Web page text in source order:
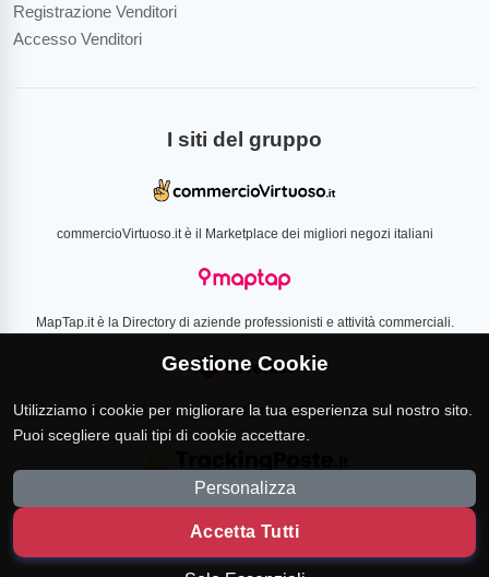
Registrazione Venditori
Accesso Venditori
I siti del gruppo
commercioVirtuoso.it è il Marketplace dei migliori negozi italiani
MapTap.it è la Directory di aziende professionisti e attività commerciali.
Loverlist.com è il comparatore di prezzo CSS certificato Google
TrackingPoste.it è il sito per tracciare qualsiasi spedizione
Gestione Cookie
Utilizziamo i cookie per migliorare la tua esperienza sul nostro sito.
Puoi scegliere quali tipi di cookie accettare.
Personalizza
Accetta Tutti